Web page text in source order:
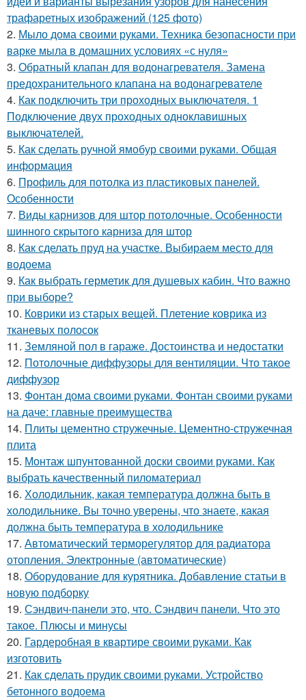
трафаретных изображений (125 фото)
2. Мыло дома своими руками. Техника безопасности при
варке мыла в домашних условиях «с нуля»
3. Обратный клапан для водонагревателя. Замена
предохранительного клапана на водонагревателе
4. Как подключить три проходных выключателя. 1
Подключение двух проходных одноклавишных
выключателей.
5. Как сделать ручной ямобур своими руками. Общая
информация
6. Профиль для потолка из пластиковых панелей.
Особенности
7. Виды карнизов для штор потолочные. Особенности
шинного скрытого карниза для штор
8. Как сделать пруд на участке. Выбираем место для
водоема
9. Как выбрать герметик для душевых кабин. Что важно
при выборе?
10. Коврики из старых вещей. Плетение коврика из
тканевых полосок
11. Земляной пол в гараже. Достоинства и недостатки
12. Потолочные диффузоры для вентиляции. Что такое
диффузор
13. Фонтан дома своими руками. Фонтан своими руками
на даче: главные преимущества
14. Плиты цементно стружечные. Цементно-стружечная
плита
15. Монтаж шпунтованной доски своими руками. Как
выбрать качественный пиломатериал
16. Холодильник, какая температура должна быть в
холодильнике. Вы точно уверены, что знаете, какая
должна быть температура в холодильнике
17. Автоматический терморегулятор для радиатора
отопления. Электронные (автоматические)
18. Оборудование для курятника. Добавление статьи в
новую подборку
19. Сэндвич-панели это, что. Сэндвич панели. Что это
такое. Плюсы и минусы
20. Гардеробная в квартире своими руками. Как
изготовить
21. Как сделать прудик своими руками. Устройство
бетонного водоема